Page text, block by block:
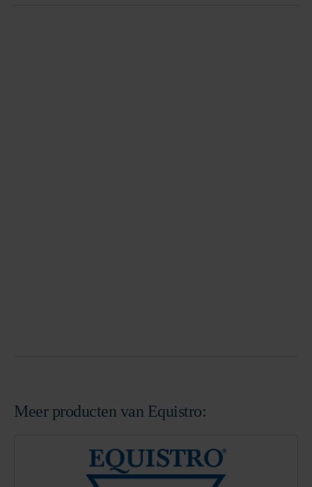
Meer producten van Equistro: